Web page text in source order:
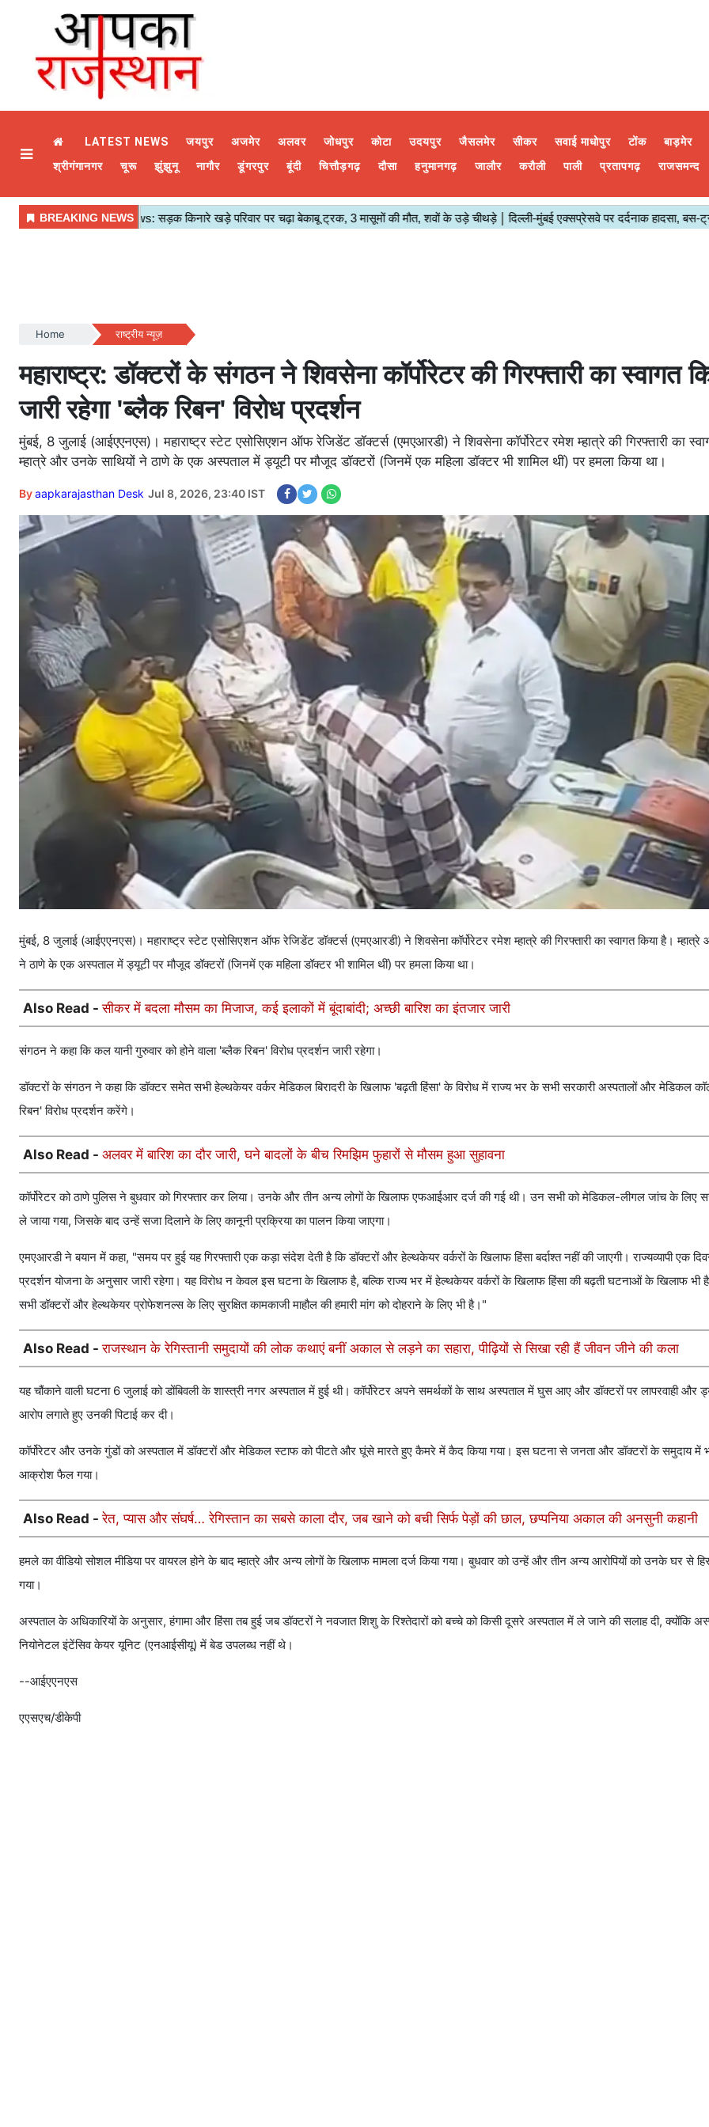
LATEST NEWS जयपुर अजमेर अलवर जोधपुर कोटा उदयपुर जैसलमेर सीकर सवाई माधोपुर टोंक बाड़मेर
श्रीगंगानगर
चूरू झुंझुनू नागौर डूंगरपुर बूंदी चित्तौड़गढ़ दौसा हनुमानगढ़ जालौर करौली पाली प्रतापगढ़ राजसमन्द
Home राष्ट्रीय न्यूज़
महाराष्‍ट्र: डॉक्टरों के संगठन ने शिवसेना कॉर्पोरेटर की गिरफ्तारी का स्वागत
जारी रहेगा 'ब्लैक रिबन' विरोध प्रदर्शन
मुंबई, 8 जुलाई (आईएएनएस)। महाराष्ट्र स्टेट एसोसिएशन ऑफ रेजिडेंट डॉक्टर्स (एमएआरडी) ने शिवसेना कॉर्पोरेटर रमेश म्हात्रे की गिरफ्तारी का
म्हात्रे और उनके साथियों ने ठाणे के एक अस्पताल में ड्यूटी पर मौजूद डॉक्टरों (जिनमें एक महिला डॉक्टर भी शामिल थीं) पर हमला किया था।
Byaapkarajasthan Desk Jul 8, 2026, 23:40 IST
मुंबई, 8 जुलाई (आईएएनएस)। महाराष्ट्र स्टेट एसोसिएशन ऑफ रेजिडेंट डॉक्टर्स (एमएआरडी) ने शिवसेना कॉर्पोरेटर रमेश म्हात्रे की गिरफ्तारी का स्वागत किया है।
ने ठाणे के एक अस्पताल में ड्यूटी पर मौजूद डॉक्टरों (जिनमें एक महिला डॉक्टर भी शामिल थीं) पर हमला किया था।
Also Read -सीकर में बदला मौसम का मिजाज, कई इलाकों में बूंदाबांदी; अच्छी बारिश का इंतजार जारी
संगठन ने कहा कि कल यानी गुरुवार को होने वाला 'ब्लैक रिबन' विरोध प्रदर्शन जारी रहेगा।
डॉक्टरों के संगठन ने कहा कि डॉक्टर समेत सभी हेल्थकेयर वर्कर मेडिकल बिरादरी के खिलाफ 'बढ़ती हिंसा' के विरोध में राज्य भर के सभी सरकारी अस्पतालों और मेडिकल
रिबन' विरोध प्रदर्शन करेंगे।
Also Read - अलवर में बारिश का दौर जारी, घने बादलों के बीच रिमझिम फुहारों से मौसम हुआ सुहावना
कॉर्पोरेटर को ठाणे पुलिस ने बुधवार को गिरफ्तार कर लिया। उनके और तीन अन्य लोगों के खिलाफ एफआईआर दर्ज की गई थी। उन सभी को मेडिकल-लीगल जांच के लिए
ले जाया गया, जिसके बाद उन्हें सजा दिलाने के लिए कानूनी प्रक्रिया का पालन किया जाएगा।
एमएआरडी ने बयान में कहा, "समय पर हुई यह गिरफ्तारी एक कड़ा संदेश देती है कि डॉक्टरों और हेल्थकेयर वर्करों के खिलाफ हिंसा बर्दाश्त नहीं की जाएगी। राज्यव्यापी एक
प्रदर्शन योजना के अनुसार जारी रहेगा। यह विरोध न केवल इस घटना के खिलाफ है, बल्कि राज्य भर में हेल्थकेयर वर्करों के खिलाफ हिंसा की बढ़ती घटनाओं के खिलाफ भी
सभी डॉक्टरों और हेल्थकेयर प्रोफेशनल्स के लिए सुरक्षित कामकाजी माहौल की हमारी मांग को दोहराने के लिए भी है।"
Also Read -राजस्थान के रेगिस्तानी समुदायों की लोक कथाएं बनीं अकाल से लड़ने का सहारा, पीढ़ियों से सिखा रही हैं जीवन जीने की कला
यह चौंकाने वाली घटना 6 जुलाई को डोंबिवली के शास्त्री नगर अस्पताल में हुई थी। कॉर्पोरेटर अपने समर्थकों के साथ अस्पताल में घुस आए और डॉक्टरों पर लापरवाही और
आरोप लगाते हुए उनकी पिटाई कर दी।
कॉर्पोरेटर और उनके गुंडों को अस्पताल में डॉक्टरों और मेडिकल स्टाफ को पीटते और घूंसे मारते हुए कैमरे में कैद किया गया। इस घटना से जनता और डॉक्टरों के समुदाय में
आक्रोश फैल गया।
Also Read -रेत, प्यास और संघर्ष… रेगिस्तान का सबसे काला दौर, जब खाने को बची सिर्फ पेड़ों की छाल, छप्पनिया अकाल की अनसुनी कहानी
हमले का वीडियो सोशल मीडिया पर वायरल होने के बाद म्हात्रे और अन्य लोगों के खिलाफ मामला दर्ज किया गया। बुधवार को उन्हें और तीन अन्य आरोपियों को उनके घर से
गया।
अस्पताल के अधिकारियों के अनुसार, हंगामा और हिंसा तब हुई जब डॉक्टरों ने नवजात शिशु के रिश्तेदारों को बच्चे को किसी दूसरे अस्पताल में ले जाने की सलाह दी, क्योंकि
नियोनेटल इंटेंसिव केयर यूनिट (एनआईसीयू) में बेड उपलब्ध नहीं थे।
--आईएएनएस
एएसएच/डीकेपी